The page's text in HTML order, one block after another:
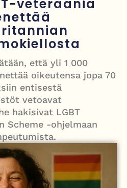
myyntitavoitetta – mitä
tarkoittaa?
traagisesta turmasta
välittämä USA–Iran-sopimus avaa
veteraania
että yli 1 000
oikeutensa jopa 70
entisestä
vetoavat
hakisivat LGBT
Scheme -ohjelmaan